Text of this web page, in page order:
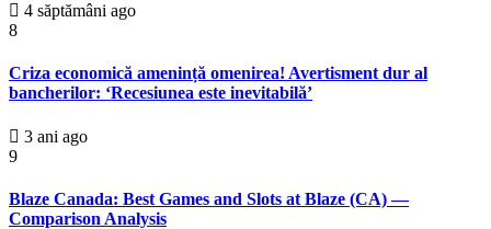
4 săptămâni ago
8
Criza economică amenință omenirea! Avertisment dur al
bancherilor: ‘Recesiunea este inevitabilă’
3 ani ago
9
Blaze Canada: Best Games and Slots at Blaze (CA) —
Comparison Analysis